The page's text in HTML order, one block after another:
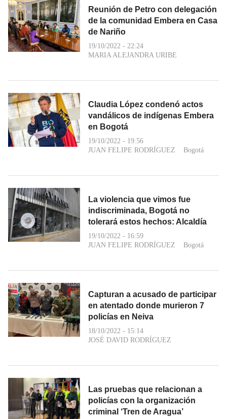
Reunión de Petro con delegación
de la comunidad Embera en Casa
de Nariño
19/10/2022 - 22:24
MARIA ALEJANDRA URIBE
Claudia López condenó actos
vandálicos de indígenas Embera
en Bogotá
19/10/2022 - 19:56
JUAN FELIPE RODRÍGUEZ
Bogotá
La violencia que vimos fue
indiscriminada, Bogotá no
tolerará estos hechos: Alcaldía
19/10/2022 - 16:59
JUAN FELIPE RODRÍGUEZ
Bogotá
Capturan a acusado de participar
en atentado donde murieron 7
policías en Neiva
18/10/2022 - 15:14
JOSÉ DAVID RODRÍGUEZ
Las pruebas que relacionan a
policías con la organización
criminal ‘Tren de Aragua’